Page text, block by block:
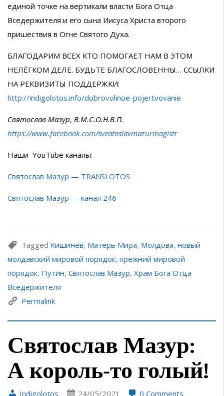
единой точке на вертикали власти Бога Отца
Вседержителя и его сына Иисуса Христа второго
пришествия в Огне Святого Духа.
БЛАГОДАРИМ ВСЕХ КТО ПОМОГАЕТ НАМ В ЭТОМ
НЕЛЁГКОМ ДЕЛЕ. БУДЬТЕ БЛАГОСЛОВЕННЫ… ССЫЛКИ
НА РЕКВИЗИТЫ ПОДДЕРЖКИ:
http://indigolotos.info/dobrovolinoe-pojertvovanie
Святослав Мазур, В.М.С.О.Н.В.П.
https://www.facebook.com/sveatoslavmazurmagistr
Наши YouTube каналы:
Святослав Мазур — TRANSLOTOS
Святослав Мазур — канал 246
Tagged Кишинев, Матерь Мира, Молдова, новый
молдавский мировой порядок, прежний мировой
порядок, Путин, Святослав Мазур, Храм Бога Отца
Вседержителя
Permalink
Святослав Мазур:
А король-то голый!
Indigolotos 24/05/2021 0 Comments